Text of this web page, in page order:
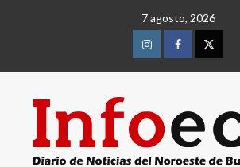
7 agosto, 2026
InstagramFacebookTwitter